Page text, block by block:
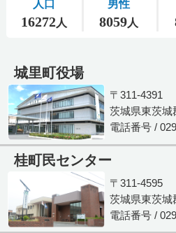
城里町役場
〒311-4391
茨城県東茨城
電話番号 /
桂町民センター
〒311-4595
茨城県東茨城
電話番号 /